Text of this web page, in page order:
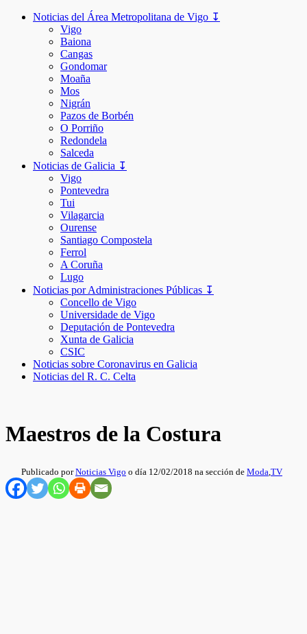
Noticias del Área Metropolitana de Vigo ↧
Vigo
Baiona
Cangas
Gondomar
Moaña
Mos
Nigrán
Pazos de Borbén
O Porriño
Redondela
Salceda
Noticias de Galicia ↧
Vigo
Pontevedra
Tui
Vilagarcia
Ourense
Santiago Compostela
Ferrol
A Coruña
Lugo
Noticias por Administraciones Públicas ↧
Concello de Vigo
Universidade de Vigo
Deputación de Pontevedra
Xunta de Galicia
CSIC
Noticias sobre Coronavirus en Galicia
Noticias del R. C. Celta
Maestros de la Costura
Publicado porNoticias Vigo o día 12/02/2018 na sección de Moda,TV